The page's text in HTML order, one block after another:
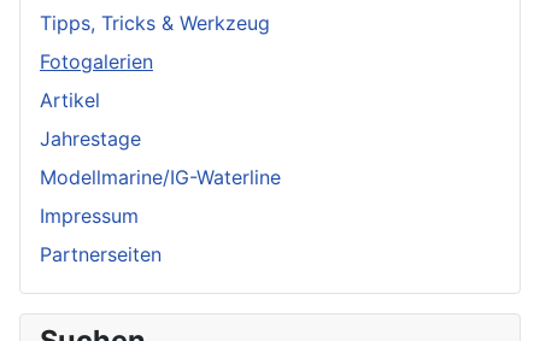
Tipps, Tricks & Werkzeug
Fotogalerien
Artikel
Jahrestage
Modellmarine/IG-Waterline
Impressum
Partnerseiten